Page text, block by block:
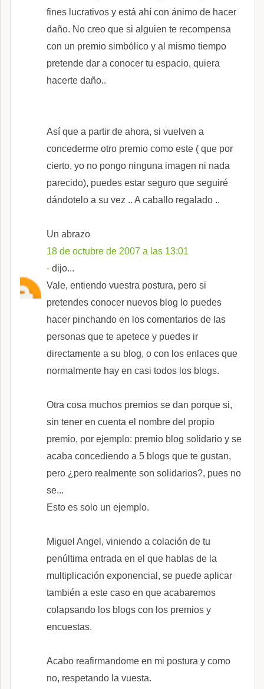
fines lucrativos y está ahí con ánimo de hacer
daño. No creo que si alguien te recompensa
con un premio simbólico y al mismo tiempo
pretende dar a conocer tu espacio, quiera
hacerte daño..
Así que a partir de ahora, si vuelven a
concederme otro premio como este ( que por
cierto, yo no pongo ninguna imagen ni nada
parecido), puedes estar seguro que seguiré
dándotelo a su vez .. A caballo regalado ..
Un abrazo
18 de octubre de 2007 a las 13:01
- dijo...
Vale, entiendo vuestra postura, pero si
pretendes conocer nuevos blog lo puedes
hacer pinchando en los comentarios de las
personas que te apetece y puedes ir
directamente a su blog, o con los enlaces que
normalmente hay en casi todos los blogs.
Otra cosa muchos premios se dan porque si,
sin tener en cuenta el nombre del propio
premio, por ejemplo: premio blog solidario y se
acaba concediendo a 5 blogs que te gustan,
pero ¿pero realmente son solidarios?, pues no
se...
Esto es solo un ejemplo.
Miguel Angel, viniendo a colación de tu
penúltima entrada en el que hablas de la
multiplicación exponencial, se puede aplicar
también a este caso en que acabaremos
colapsando los blogs con los premios y
encuestas.
Acabo reafirmandome en mi postura y como
no, respetando la vuesta.